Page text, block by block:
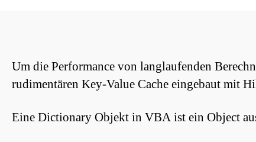
Um die Performance von langlaufenden
rudimentären Key-Value Cache eingebaut mit
Eine Dictionary Objekt in VBA ist ein Object